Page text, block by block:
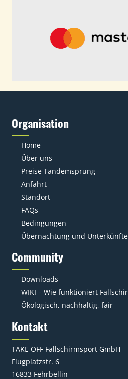
Organisation
Home
Über uns
Preise Tandemsprung
Anfahrt
Standort
FAQs
Bedingungen
Übernachtung und Unterkünfte
Community
Downloads
WIKI – Wie funktioniert
Ökologisch, nachhaltig, fair
Kontakt
TAKE OFF Fallschirmsport GmbH
Flugplatzstr. 6
16833 Fehrbellin